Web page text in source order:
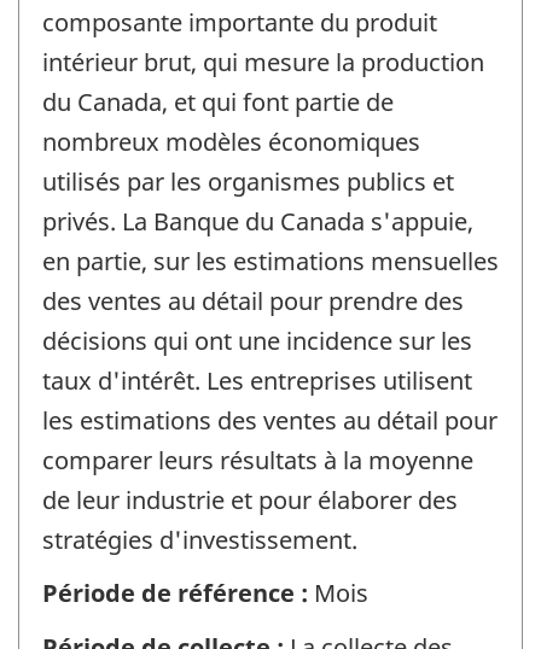
composante importante du produit
intérieur brut, qui mesure la production
du Canada, et qui font partie de
nombreux modèles économiques
utilisés par les organismes publics et
privés. La Banque du Canada s'appuie,
en partie, sur les estimations mensuelles
des ventes au détail pour prendre des
décisions qui ont une incidence sur les
taux d'intérêt. Les entreprises utilisent
les estimations des ventes au détail pour
comparer leurs résultats à la moyenne
de leur industrie et pour élaborer des
stratégies d'investissement.
Période de référence : Mois